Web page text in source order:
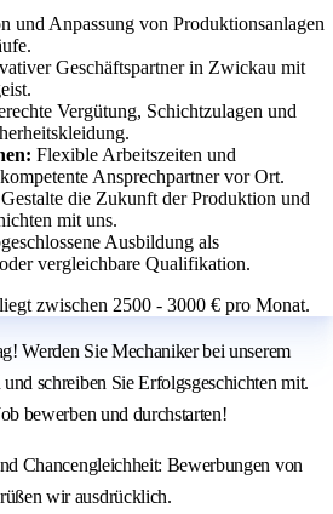
und Anpassung von Produktionsanlagen
Geschäftspartner in Zwickau mit
Vergütung, Schichtzulagen und
Flexible Arbeitszeiten und
Ansprechpartner vor Ort.
Gestalte die Zukunft der Produktion und
mit uns.
Ausbildung als
vergleichbare Qualifikation.
zwischen 2500 - 3000 € pro Monat.
Werden Sie Mechaniker bei unserem
schreiben Sie Erfolgsgeschichten mit.
bewerben und durchstarten!
Chancengleichheit: Bewerbungen von
wir ausdrücklich.